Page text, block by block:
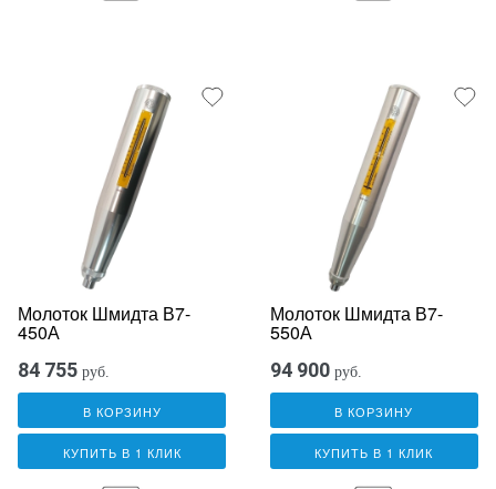
Молоток Шмидта В7-
450А
84 755 руб.
В КОРЗИНУ
КУПИТЬ В 1 КЛИК
Молоток Шмидта В7-
550А
94 900 руб.
В КОРЗИНУ
КУПИТЬ В 1 КЛИК